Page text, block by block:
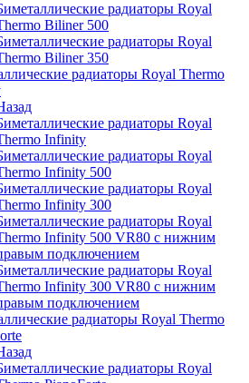
радиаторы Royal
Biliner 500
радиаторы Royal
Biliner 350
радиаторы Royal Thermo
радиаторы Royal
Infinity
радиаторы Royal
Infinity 500
радиаторы Royal
Infinity 300
радиаторы Royal
Infinity 500 VR80 с нижним
подключением
радиаторы Royal
Infinity 300 VR80 с нижним
подключением
радиаторы Royal Thermo
радиаторы Royal